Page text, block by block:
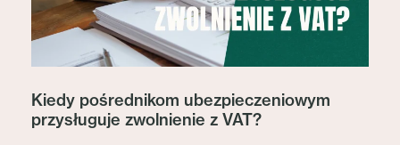
Kiedy pośrednikom ubezpieczeniowym
przysługuje zwolnienie z VAT?